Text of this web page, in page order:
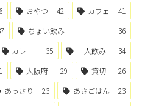
おやつ 42 カフェ
41
ちょい飲み
36
カレー 35 一人飲み
34
大阪府 29 貸切
26
あっさり 23 あさごはん
23